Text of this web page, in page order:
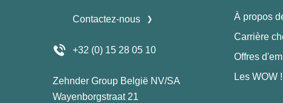
Contactez-nous
+32 (0) 15 28 05 10
Zehnder Group België NV/SA
Wayenborgstraat 21
À propos
Carrière
Offres
Les WOW